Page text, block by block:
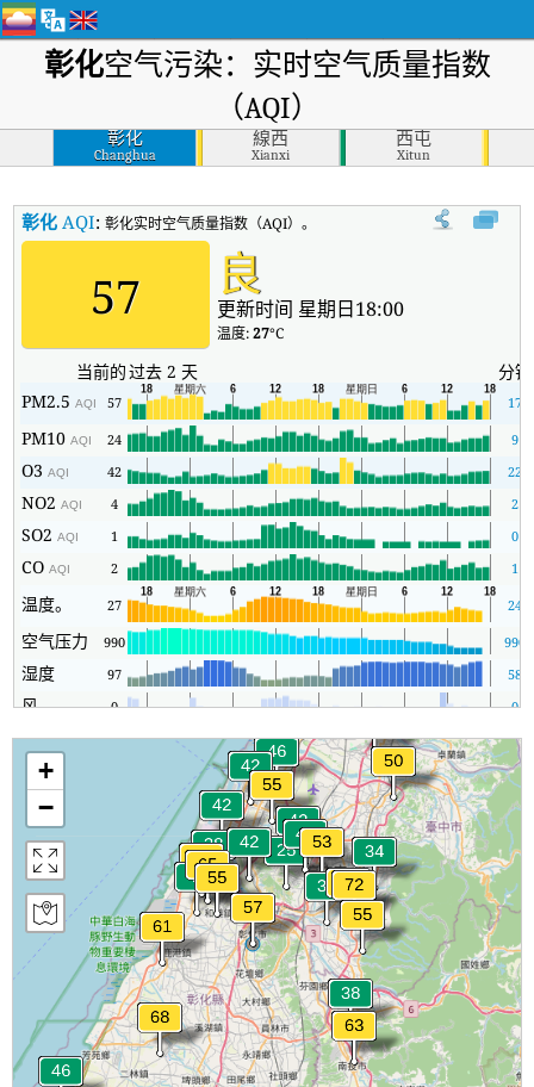
彰化空气污染：实时空气质量指数
（AQI）
彰化
Changhua
線西
Xianxi
西屯
Xitun
彰化 AQI:彰化实时空气质量指数（AQI）。
57 良
更新时间 星期日18:00
温度:27°C
当前的过去 2 天
分钟
PM2.5AQI 57 17
PM10AQI 24 9
O3AQI 42 22
NO2AQI 4 2
SO2AQI 1 0
COAQI 2 1
温度。 27 24
空气压力 990 990
湿度 97 58
风 0 0
+
−